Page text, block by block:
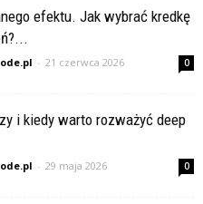
efektu. Jak wybrać kredkę
- 21 czerwca 2026 0
i kiedy warto rozważyć deep
- 29 maja 2026 0